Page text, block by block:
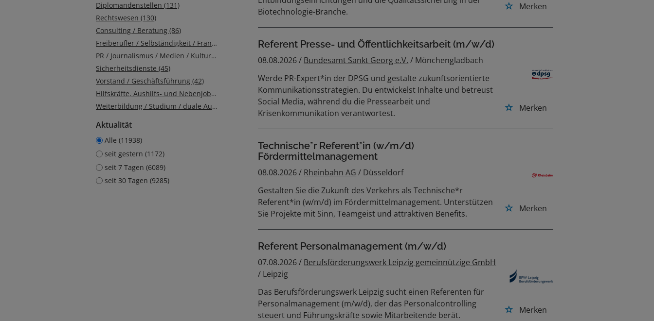
Diplomandenstellen (131)
Rechtswesen (130)
Consulting / Beratung (86)
Freiberufler / Selbständigkeit / Franchise (77)
PR / Journalismus / Medien / Kultur (60)
Sicherheitsdienste (45)
Vorstand / Geschäftsführung (42)
Hilfskräfte, Aushilfs- und Nebenjobs (7)
Weiterbildung / Studium / duale Ausbildung (1)
Aktualität
Alle (11938)
seit gestern (1172)
seit 7 Tagen (6089)
seit 30 Tagen (9285)
Merken
Biotechnologie-Branche.
Referent Presse- und Öffentlichkeitsarbeit (m/w/d)
Merken
08.08.2026 / Bundesamt Sankt Georg e.V. / Mönchengladbach
Werde PR-Expert*in der DPSG und gestalte zukunftsorientierte
Kommunikationsstrategien. Du entwickelst Inhalte und betreust
Social Media, während du die Pressearbeit und
Krisenkommunikation verantwortest.
Technische*r Referent*in (w/m/d)
Fördermittelmanagement
Merken
08.08.2026 / Rheinbahn AG / Düsseldorf
Gestalten Sie die Zukunft des Verkehrs als Technische*r
Referent*in (w/m/d) im Fördermittelmanagement. Unterstützen
Sie Projekte mit Sinn, Teamgeist und attraktiven Benefits.
Referent Personalmanagement (m/w/d)
Merken
07.08.2026 / Berufsförderungswerk Leipzig gemeinnützige GmbH
/ Leipzig
Das Berufsförderungswerk Leipzig sucht einen Referenten für
Personalmanagement (m/w/d), der das Personalcontrolling
steuert und Führungskräfte sowie Mitarbeitende berät.